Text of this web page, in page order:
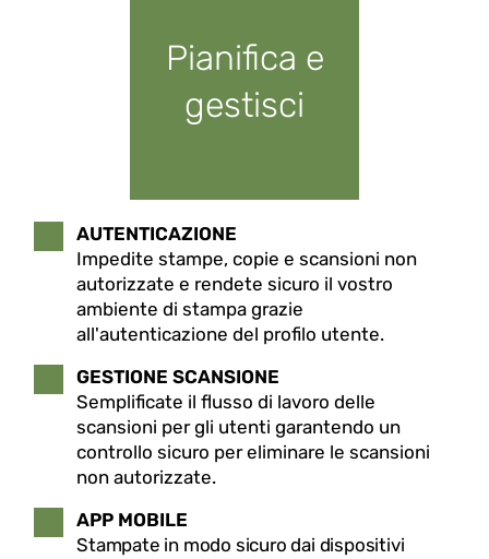
Pianifica e
gestisci
AUTENTICAZIONE
Impedite stampe, copie e scansioni non
autorizzate e rendete sicuro il vostro
ambiente di stampa grazie
all'autenticazione del profilo utente.
GESTIONE SCANSIONE
Semplificate il flusso di lavoro delle
scansioni per gli utenti garantendo un
controllo sicuro per eliminare le scansioni
non autorizzate.
APP MOBILE
Stampate in modo sicuro dai dispositivi